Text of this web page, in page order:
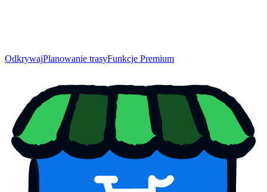
OdkrywajPlanowanie trasyFunkcje Premium